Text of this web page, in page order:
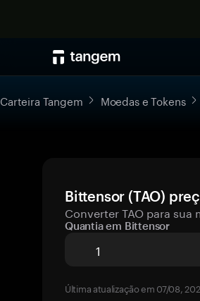
Carteira Tangem Moedas e Tokens
Bittensor (TAO)
Converter TAO para sua
Quantia em Bittensor
Última atualização em 07/08,